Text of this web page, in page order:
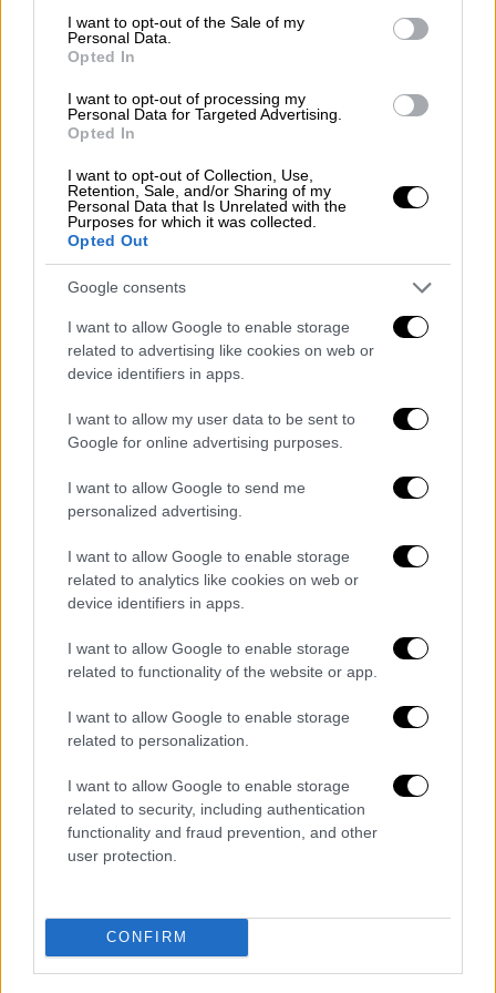
consent section.
I want to opt-out of the Sale of my
Personal Data.
Opted In
I want to opt-out of processing my
Personal Data for Targeted Advertising.
Opted In
I want to opt-out of Collection, Use,
Retention, Sale, and/or Sharing of my
Personal Data that Is Unrelated with the
Purposes for which it was collected.
Opted Out
Google consents
I want to allow Google to enable storage
related to advertising like cookies on web or
device identifiers in apps.
I want to allow my user data to be sent to
Google for online advertising purposes.
I want to allow Google to send me
personalized advertising.
I want to allow Google to enable storage
related to analytics like cookies on web or
device identifiers in apps.
I want to allow Google to enable storage
related to functionality of the website or app.
I want to allow Google to enable storage
related to personalization.
I want to allow Google to enable storage
related to security, including authentication
functionality and fraud prevention, and other
user protection.
CONFIRM
κριτήρια, αφορά και πρώτη και
δευτερεύουσα κατοικία, κάτι που το
διαφοροποιεί και από άλλα προγράμματα
παρόμοια ενεργειακής αναβάθμισης, η
αποπληρωμή μπορεί να γίνει από
χρόνια(οπότε αν κάποιος λάβει το ανώτατο
ποσό που δικαιούται για δάνειο7 χρόνων
μηνιαία δόση δεν ξεπερνά καν τα 300 ευρώ).
Πού αποσκοπεί το πρόγραμμα
Το πρόγραμμα, που προβλέπει τη χορήγηση
χαμηλότοκων δανείων , αποσκοπεί στη
βελτίωση της ενεργειακής απόδοσης των
κατοικιώνσε όλη τηνΕλλάδα, παρέχοντας
ένα σημαντικό εργαλείο για την
προγράμματοςπεριλαμβάνουνεργασίες
όπως η θερμομόνωση, η εγκατάσταση
πράσινης στέγης, η αντικατάσταση
κουφωμάτων, η τοποθέτηση ηλιακών
θερμοσιφώνων και συστημάτων θέρμανσης
και ψύξης, καθώς και η
εγκατάσταση
φωτοβολταϊκών σταθμών ή μικρών
υπόκεινται σε περιορισμούςεισοδηματικών
ή ηλικιακών κριτηρίων, και το υπουργείο
εκτιμά πως θα ωφεληθούν περίπου
Το πρόγραμμα χρηματοδοτείται με400
εκατομμύρια ευρώ, από τους πόρους του
Ταμείου Ανάκαμψης(300 εκατομμύρια ευρώ)